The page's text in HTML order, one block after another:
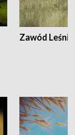
Zawód Leśnik